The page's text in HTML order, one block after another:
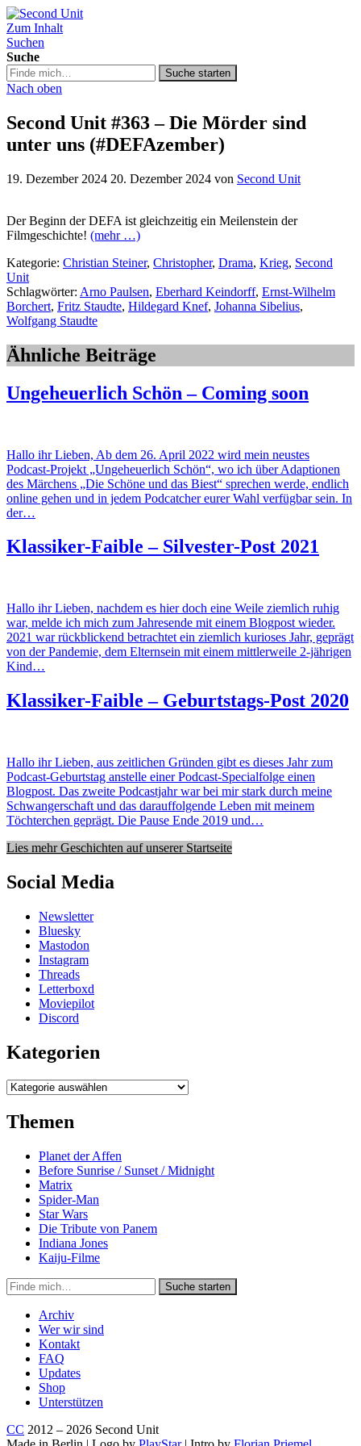
Second Unit
Zum Inhalt
Suchen
Suche
Suche
in
podcast.de/
Suche starten
Nach oben
Second Unit #363 – Die Mörder sind
unter uns (#DEFAzember)
19. Dezember 2024 20. Dezember 2024 von Second Unit
Der Beginn der DEFA ist gleichzeitig ein Meilenstein der
Filmgeschichte! (mehr …)
Kategorie: Christian Steiner, Christopher, Drama, Krieg, Second
Unit
Schlagwörter: Arno Paulsen, Eberhard Keindorff, Ernst-Wilhelm
Borchert, Fritz Staudte, Hildegard Knef, Johanna Sibelius,
Wolfgang Staudte
Ähnliche Beiträge
Ungeheuerlich Schön – Coming soon
Hallo ihr Lieben, Ab dem 26. April 2022 wird mein neustes
Podcast-Projekt „Ungeheuerlich Schön“, wo ich über Adaptionen
des Märchens „Die Schöne und das Biest“ sprechen werde, endlich
online gehen und in jedem Podcatcher eurer Wahl verfügbar sein. In
der…
Klassiker-Faible – Silvester-Post 2021
Hallo ihr Lieben, nachdem es hier doch eine Weile ziemlich ruhig
war, melde ich mich zum Jahresende mit einem Blogpost wieder.
2021 war rückblickend betrachtet ein ziemlich kurioses Jahr, geprägt
von der Pandemie, dem Elternsein mit einem mittlerweile 2-jährigen
Kind…
Klassiker-Faible – Geburtstags-Post 2020
Hallo ihr Lieben, aus zeitlichen Gründen gibt es dieses Jahr zum
Podcast-Geburtstag anstelle einer Podcast-Specialfolge einen
Blogpost. Das zweite Podcastjahr war bei mir stark durch meine
Schwangerschaft und das darauffolgende Leben mit meinem
Töchterchen geprägt. Die Pause Ende 2019 und…
Lies mehr Geschichten auf unserer Startseite
Social Media
Newsletter
Bluesky
Mastodon
Instagram
Threads
Letterboxd
Moviepilot
Discord
Kategorien
Kategorien
Themen
Planet der Affen
Before Sunrise / Sunset / Midnight
Matrix
Spider-Man
Star Wars
Die Tribute von Panem
Indiana Jones
Kaiju-Filme
Suche
in
https://secondunit-
podcast.de/
Suche starten
Archiv
Wer wir sind
Kontakt
FAQ
Updates
Shop
Unterstützen
CC 2012 – 2026 Second Unit